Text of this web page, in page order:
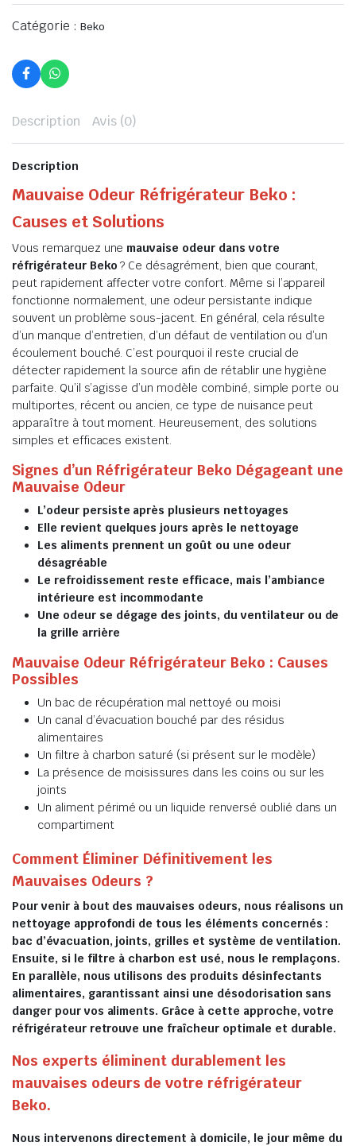
Catégorie : Beko
Description Avis (0)
Description
Mauvaise Odeur Réfrigérateur Beko :
Causes et Solutions
Vous remarquez une mauvaise odeur dans votre
réfrigérateur Beko ? Ce désagrément, bien que courant,
peut rapidement affecter votre confort. Même si l’appareil
fonctionne normalement, une odeur persistante indique
souvent un problème sous-jacent. En général, cela résulte
d’un manque d’entretien, d’un défaut de ventilation ou d’un
écoulement bouché. C’est pourquoi il reste crucial de
détecter rapidement la source afin de rétablir une hygiène
parfaite. Qu’il s’agisse d’un modèle combiné, simple porte ou
multiportes, récent ou ancien, ce type de nuisance peut
apparaître à tout moment. Heureusement, des solutions
simples et efficaces existent.
Signes d’un Réfrigérateur Beko Dégageant une
Mauvaise Odeur
L’odeur persiste après plusieurs nettoyages
Elle revient quelques jours après le nettoyage
Les aliments prennent un goût ou une odeur
désagréable
Le refroidissement reste efficace, mais l’ambiance
intérieure est incommodante
Une odeur se dégage des joints, du ventilateur ou de
la grille arrière
Mauvaise Odeur Réfrigérateur Beko : Causes
Possibles
Un bac de récupération mal nettoyé ou moisi
Un canal d’évacuation bouché par des résidus
alimentaires
Un filtre à charbon saturé (si présent sur le modèle)
La présence de moisissures dans les coins ou sur les
joints
Un aliment périmé ou un liquide renversé oublié dans un
compartiment
Comment Éliminer Définitivement les
Mauvaises Odeurs ?
Pour venir à bout des mauvaises odeurs, nous réalisons un
nettoyage approfondi de tous les éléments concernés :
bac d’évacuation, joints, grilles et système de ventilation.
Ensuite, si le filtre à charbon est usé, nous le remplaçons.
En parallèle, nous utilisons des produits désinfectants
alimentaires, garantissant ainsi une désodorisation sans
danger pour vos aliments. Grâce à cette approche, votre
réfrigérateur retrouve une fraîcheur optimale et durable.
Nos experts éliminent durablement les
mauvaises odeurs de votre réfrigérateur
Beko.
Nous intervenons directement à domicile, le jour même du